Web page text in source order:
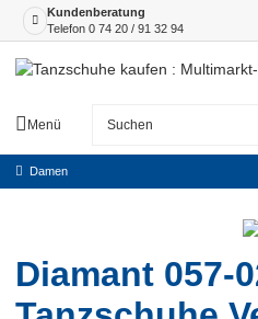
Kundenberatung
Telefon 0 74 20 / 91 32 94
Menü
Damen
Diamant 057-